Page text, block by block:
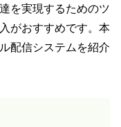
を実現するためのツ
がおすすめです。本
配信システムを紹介